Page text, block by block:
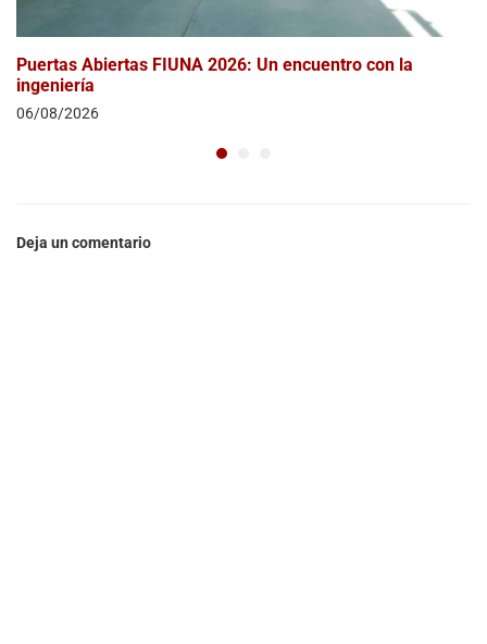
Puertas Abiertas FIUNA 2026: Un encuentro con la
ingeniería
06/08/2026
Deja un comentario